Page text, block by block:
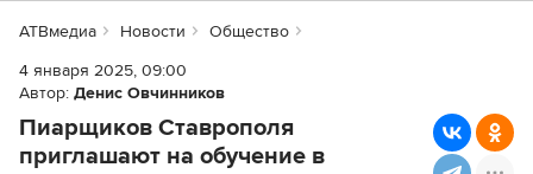
АТВмедиа Новости
Общество
4 января 2025, 09:00
Автор: Денис Овчинников
Пиарщиков Ставрополя
приглашают на обучение в